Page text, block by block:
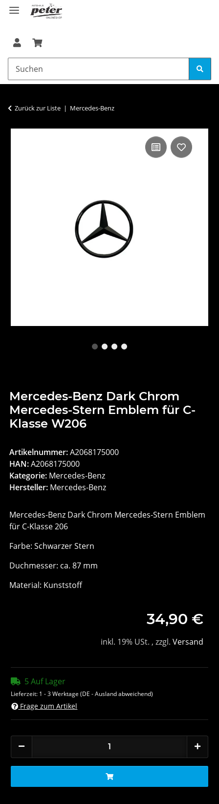
Zurück zur Liste Mercedes-Benz
Mercedes-Benz Dark Chrom
Mercedes-Stern Emblem für C-
Klasse W206
Artikelnummer:A2068175000
HAN:A2068175000
Kategorie: Mercedes-Benz
Hersteller: Mercedes-Benz
Mercedes-Benz Dark Chrom Mercedes-Stern Emblem
für C-Klasse 206
Farbe: Schwarzer Stern
Duchmesser: ca. 87 mm
Material: Kunststoff
34,90 €
inkl. 19% USt. , zzgl. Versand
5 Auf Lager
Lieferzeit: 1 - 3 Werktage(DE - Ausland abweichend)
Frage zum Artikel